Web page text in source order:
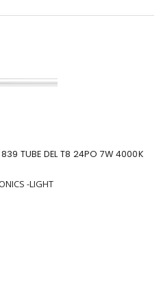
TUBE DEL T8 24PO 7W 4000K
-LIGHT